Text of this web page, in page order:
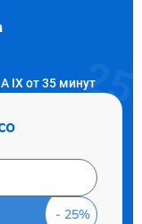
IX от 35 минут